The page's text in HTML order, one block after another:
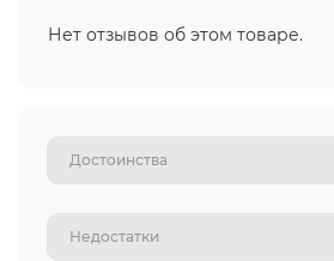
Нет отзывов об этом товаре.